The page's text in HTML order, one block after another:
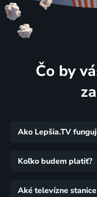
Čo by
Ako Lepšia.TV
Koľko budem platiť?
Aké televízne